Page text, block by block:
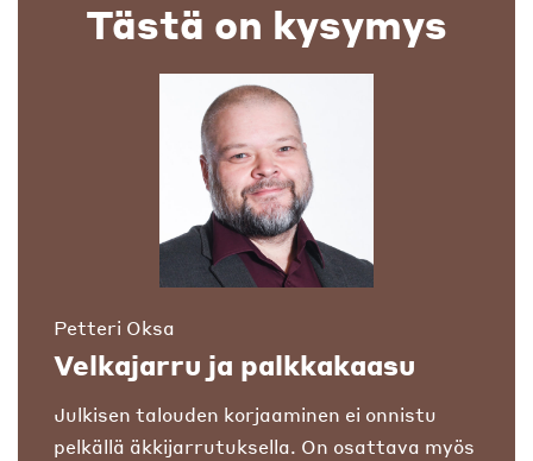
Tästä on kysymys
Petteri Oksa
Velkajarru ja palkkakaasu
Julkisen talouden korjaaminen ei onnistu
pelkällä äkkijarrutuksella. On osattava myös